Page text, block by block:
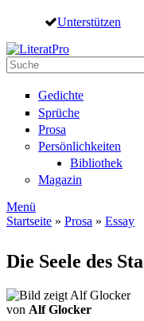
Direkt zum Inhalt
Unterstützen
Suche
Gedichte
Sprüche
Prosa
Persönlichkeiten
Bibliothek
Magazin
Menü
Startseite » Prosa » Essay
Die Seele des
von Alf Glocker